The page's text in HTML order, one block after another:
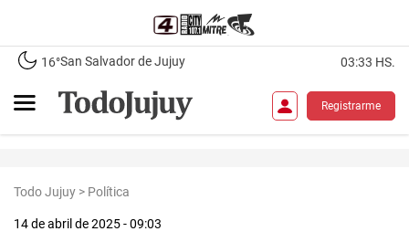
16°San Salvador de Jujuy 03:33 HS.
Registrarme
Todo Jujuy > Política
14 de abril de 2025 - 09:03